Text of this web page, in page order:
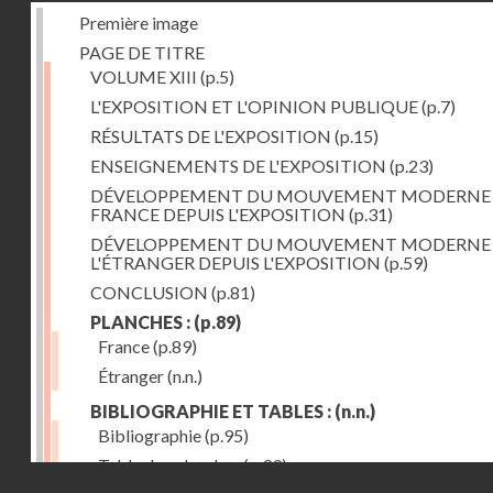
Première image
PAGE DE TITRE
VOLUME XIII (p.5)
L'EXPOSITION ET L'OPINION PUBLIQUE(p.7)
RÉSULTATS DE L'EXPOSITION (p.15)
ENSEIGNEMENTS DE L'EXPOSITION (p.23)
DÉVELOPPEMENT DU MOUVEMENT
FRANCE DEPUIS L'EXPOSITION (p.31)
DÉVELOPPEMENT DU MOUVEMENT
L'ÉTRANGER DEPUIS L'EXPOSITION (p.59)
CONCLUSION (p.81)
PLANCHES : (p.89)
France(p.89)
Étranger(n.n.)
BIBLIOGRAPHIE ET TABLES : (n.n.)
Bibliographie(p.95)
Table des planches(p.99)